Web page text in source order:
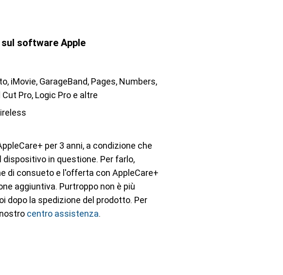
software Apple
iMovie, GarageBand, Pages, Numbers,
Pro, Logic Pro e altre
per 3 anni, a condizione che
in questione. Per farlo,
di consueto e l'offerta con AppleCare+
aggiuntiva. Purtroppo non è più
dopo la spedizione del prodotto. Per
centro assistenza.